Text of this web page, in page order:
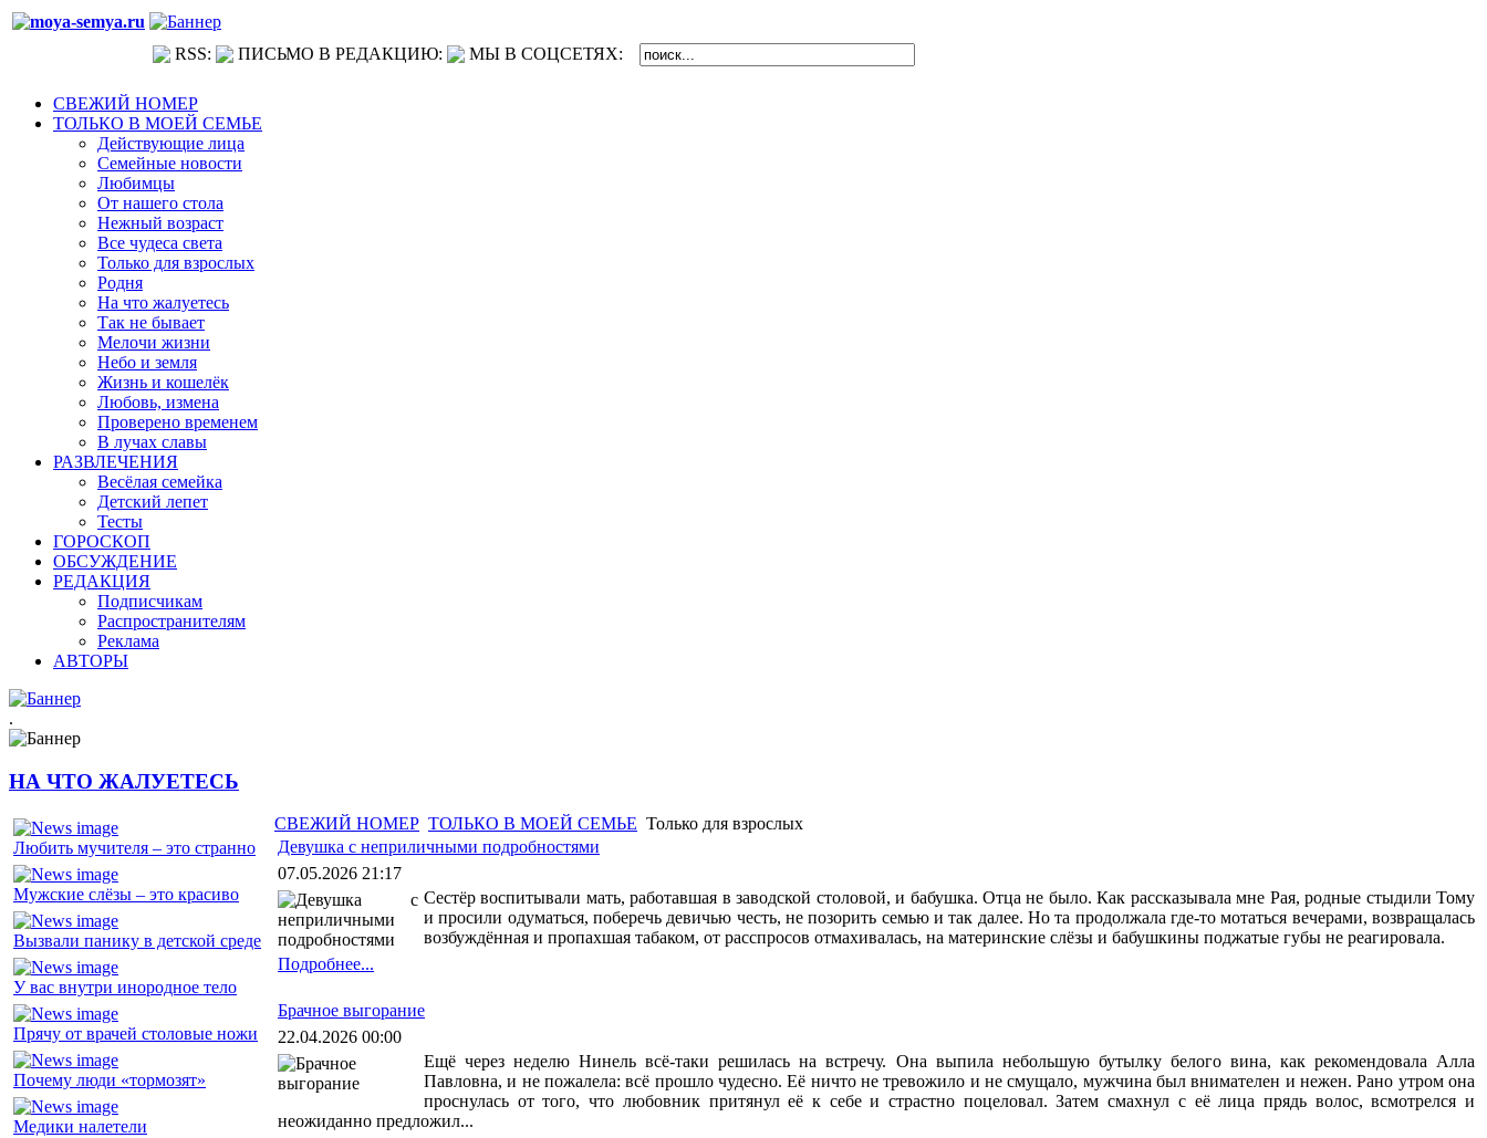
RSS: ПИСЬМО В РЕДАКЦИЮ: МЫ В СОЦСЕТЯХ:
СВЕЖИЙ НОМЕР
ТОЛЬКО В МОЕЙ СЕМЬЕ
Действующие лица
Семейные новости
Любимцы
От нашего стола
Нежный возраст
Все чудеса света
Только для взрослых
Родня
На что жалуетесь
Так не бывает
Мелочи жизни
Небо и земля
Жизнь и кошелёк
Любовь, измена
Проверено временем
В лучах славы
РАЗВЛЕЧЕНИЯ
Весёлая семейка
Детский лепет
Тесты
ГОРОСКОП
ОБСУЖДЕНИЕ
РЕДАКЦИЯ
Подписчикам
Распространителям
Реклама
АВТОРЫ
.
НА ЧТО ЖАЛУЕТЕСЬ
Любить мучителя – это странно
Мужские слёзы – это красиво
Вызвали панику в детской среде
У вас внутри инородное тело
Прячу от врачей столовые ножи
Почему люди «тормозят»
Медики налетели
СВЕЖИЙ НОМЕР ТОЛЬКО В МОЕЙ СЕМЬЕ Только для взрослых
Девушка с неприличными подробностями
07.05.2026 21:17
Сестёр воспитывали мать, работавшая в заводской столовой, и бабушка. Отца не было. Как рассказывала мне Рая, родные стыдили Тому
и просили одуматься, поберечь девичью честь, не позорить семью и так далее. Но та продолжала где-то мотаться вечерами, возвращалась
возбуждённая и пропахшая табаком, от расспросов отмахивалась, на материнские слёзы и бабушкины поджатые губы не реагировала.
Подробнее...
Брачное выгорание
22.04.2026 00:00
Ещё через неделю Нинель всё-таки решилась на встречу. Она выпила небольшую бутылку белого вина, как рекомендовала Алла
Павловна, и не пожалела: всё прошло чудесно. Её ничто не тревожило и не смущало, мужчина был внимателен и нежен. Рано утром она
проснулась от того, что любовник притянул её к себе и страстно поцеловал. Затем смахнул с её лица прядь волос, всмотрелся и
неожиданно предложил...